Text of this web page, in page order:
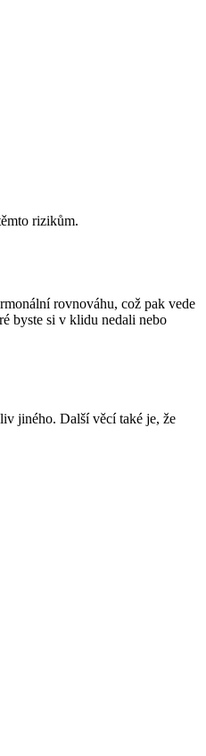
rizikům.
rovnováhu, což pak vede
byste si v klidu nedali nebo
jiného. Další věcí také je, že